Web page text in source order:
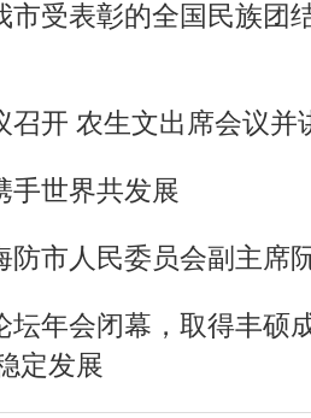
市受表彰的全国民族团
召开 农生文出席会议并
手世界共发展
防市人民委员会副主席
坛年会闭幕，取得丰
定发展